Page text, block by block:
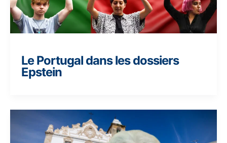
Le Portugal dans les dossiers
Epstein